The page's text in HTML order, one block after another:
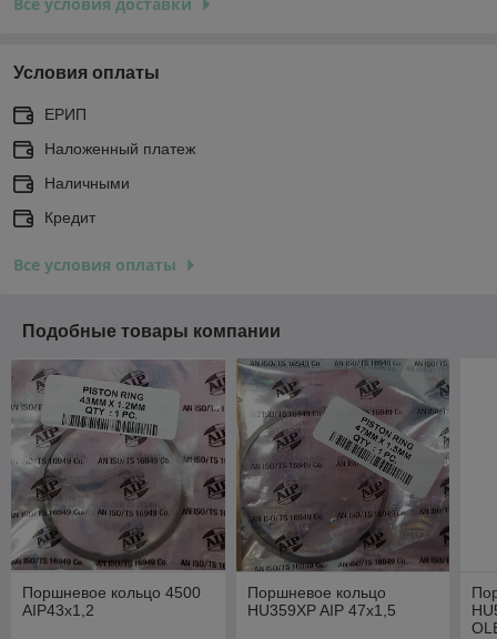
Условия оплаты
ЕРИП
Наложенный платеж
Наличными
Кредит
Все условия оплаты
Подобные товары компании
Поршневое кольцо 4500
AIP43х1,2
Поршневое кольцо
HU359XP AIP 47х1,5